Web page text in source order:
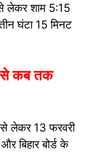
से लेकर शाम 5:15
घंटा 15 मिनट
से कब तक
से लेकर 13 फरवरी
बिहार बोर्ड के